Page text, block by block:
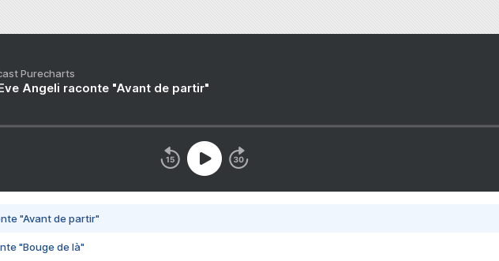
Purecharts
Angeli raconte "Avant de partir"
"Avant de partir"
"Bouge de là"